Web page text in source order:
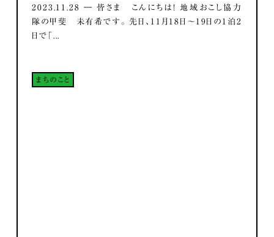
2023.11.28 ― 皆さま こんにちは！ 地域おこし協力
隊の甲斐 未有希です。 先日、11月18日～19日の1泊2
日で「...
まちのこと